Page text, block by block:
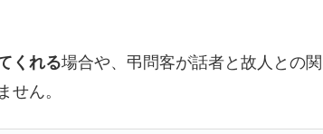
くれる場合や、弔問客が話者と故人との関
せん。